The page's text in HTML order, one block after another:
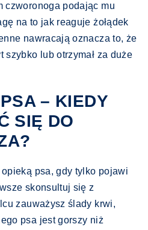
czworonoga podając mu
na to jak reaguje żołądek
nawracają oznacza to, że
szybko lub otrzymał za duże
– KIEDY
SIĘ DO
psa, gdy tylko pojawi
skonsultuj się z
zauważysz ślady krwi,
psa jest gorszy niż